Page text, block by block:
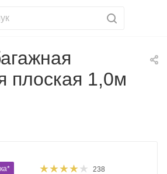
плоская 1,0м
238